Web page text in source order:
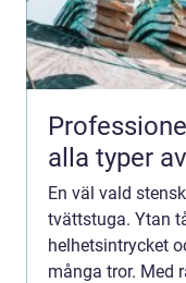
alla typer
En väl vald
tvättstuga. Ytan
helhetsintrycket
många tror. Med